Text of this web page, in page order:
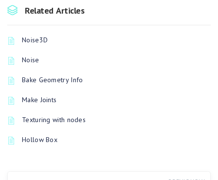
Related Articles
Noise3D
Noise
Bake Geometry Info
Make Joints
Texturing with nodes
Hollow Box